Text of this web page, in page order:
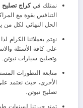
نمتلك فيكراج تصليح
التنافس بقوة مع
الحل النهائي لكل
نهتم بعملائنا الكرام
على كافة الأسئلة
وتصليح سيارات نيوتن.
متابعة التطورات
الأخرى، حيث نعتمد
تصليح نيوتن.